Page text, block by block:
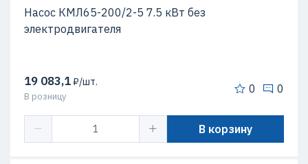
Насос КМЛ65-200/2-5 7.5 кВт без
электродвигателя
19 083,1₽/шт.
В розницу
0 0
В корзину